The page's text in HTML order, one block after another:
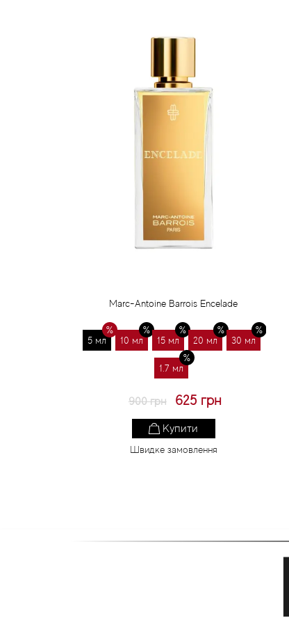
Marc-Antoine Barrois Encelade
5 мл 10 мл 15 мл 20 мл 30 мл
1.7 мл
900 грн 625 грн
Купити
Швидке замовлення